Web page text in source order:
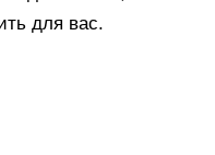
для вас.